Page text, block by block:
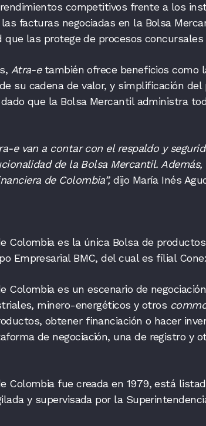
competitivos frente a los
facturas negociadas en la Bolsa
que las protege de procesos
Atra-etambién ofrece beneficios como
su cadena de valor, y simplificación del
que la Bolsa Mercantil administra
e van a contar con el respaldo y
de la Bolsa Mercantil.
de Colombia”,dijo María Inés
Colombia es la única Bolsa de
Empresarial BMC, del cual es filial
Colombia es un escenario de
minero-energéticos y otros
obtener financiación o hacer
de negociación, una de registro y
Colombia fue creada en 1979, está
y supervisada por la